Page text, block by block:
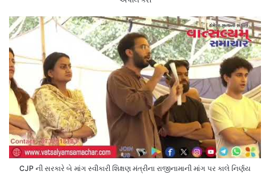
CJP ની સરકારે બે માંગ સ્વીકારી શિક્ષણ મંત્રીના રાજીનામાની માંગ પર કાલે નિર્ણય